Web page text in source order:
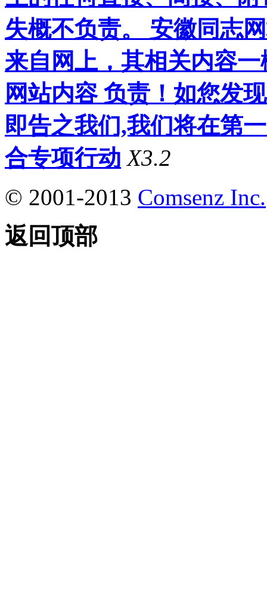
失概不负责。 安徽同志
来自网上，其相关内容
网站内容 负责！如您发
即告之我们,我们将在第
合专项行动 X3.2
© 2001-2013 Comsenz Inc.
返回顶部